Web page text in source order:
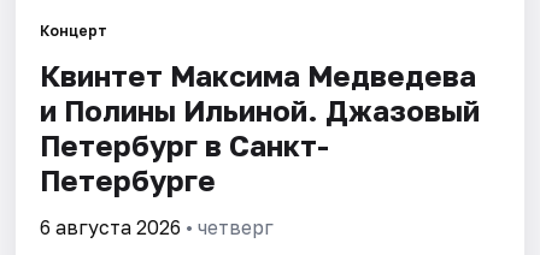
Города
Площадки
Артисты
Рейтинги
Концерт
Квинтет Максима Медведева
и Полины Ильиной. Джазовый
Петербург в Санкт-
Петербурге
6 августа 2026 • четверг